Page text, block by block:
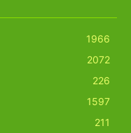
1966
2072
226
1597
211